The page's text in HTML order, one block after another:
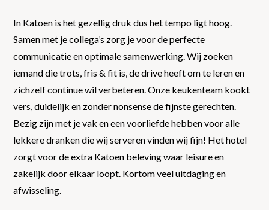
In Katoen is het gezellig druk dus het tempo ligt hoog.
Samen met je collega’s zorg je voor de perfecte
communicatie en optimale samenwerking. Wij zoeken
iemand die trots, fris & fit is, de drive heeft om te leren en
zichzelf continue wil verbeteren. Onze keukenteam kookt
vers, duidelijk en zonder nonsense de fijnste gerechten.
Bezig zijn met je vak en een voorliefde hebben voor alle
lekkere dranken die wij serveren vinden wij fijn! Het hotel
zorgt voor de extra Katoen beleving waar leisure en
zakelijk door elkaar loopt. Kortom veel uitdaging en
afwisseling.